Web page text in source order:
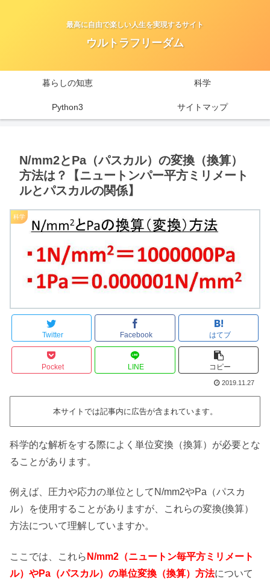
最高に自由で楽しい人生を実現するサイト
ウルトラフリーダム
暮らしの知恵 科学
Python3 サイトマップ
N/mm2とPa（パスカル）の変換（換算）
方法は？【ニュートンパー平方ミリメート
ルとパスカルの関係】
科学
Twitter Facebook はてブ
Pocket LINE コピー
2019.11.27
本サイトでは記事内に広告が含まれています。
科学的な解析をする際によく単位変換（換算）が必要とな
ることがあります。
例えば、圧力や応力の単位としてN/mm2やPa（パスカ
ル）を使用することがありますが、これらの変換(換算）
方法について理解していますか。
ここでは、これら N/mm2（ニュートン毎平方ミリメート
ル）やPa（パスカル）の単位変換（換算）方法について